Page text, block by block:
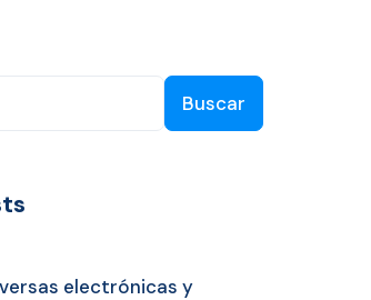
Buscar
electrónicas y